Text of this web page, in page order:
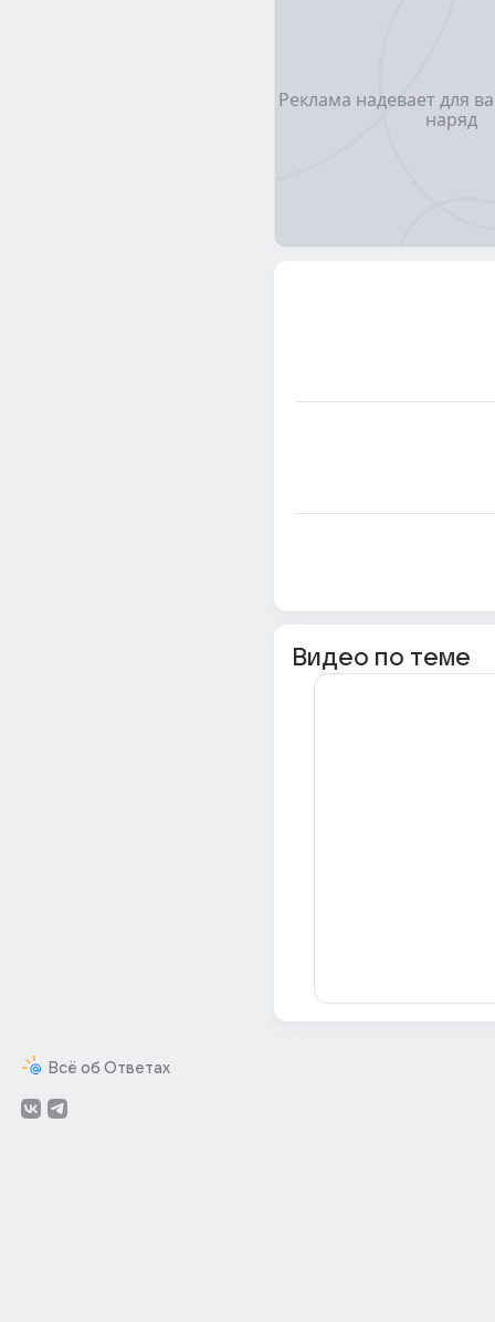
Всё об Ответах
Видео по теме